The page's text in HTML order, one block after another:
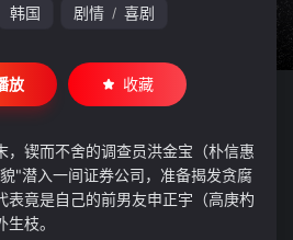
韩国 剧情 / 喜剧
放 收藏
，锲而不舍的调查员洪金宝（朴信惠
"潜入一间证券公司，准备揭发贪腐
表竟是自己的前男友申正宇（高庚杓
枝。